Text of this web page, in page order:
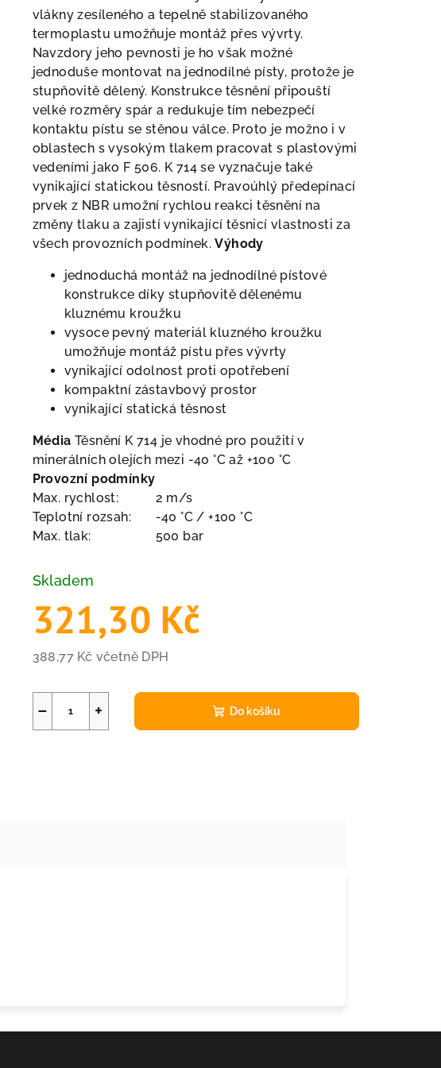
vlákny zesíleného a tepelně stabilizovaného
termoplastu umožňuje montáž přes vývrty.
Navzdory jeho pevnosti je ho však možné
jednoduše montovat na jednodílné písty, protože je
stupňovitě dělený. Konstrukce těsnění připouští
velké rozměry spár a redukuje tím nebezpečí
kontaktu pístu se stěnou válce. Proto je možno i v
oblastech s vysokým tlakem pracovat s plastovými
vedeními jako F 506. K 714 se vyznačuje také
vynikající statickou těsností. Pravoúhlý předepínací
prvek z NBR umožní rychlou reakci těsnění na
změny tlaku a zajistí vynikající těsnicí vlastnosti za
všech provozních podmínek.Výhody
jednoduchá montáž na jednodílné pístové
konstrukce díky stupňovitě dělenému
kluznému kroužku
vysoce pevný materiál kluzného kroužku
umožňuje montáž pístu přes vývrty
vynikající odolnost proti opotřebení
kompaktní zástavbový prostor
vynikající statická těsnost
Média Těsnění K 714 je vhodné pro použití v
minerálních olejích mezi -40 °C až +100 °C
Provozní podmínky
Max. rychlost:
2 m/s
Teplotní rozsah:
-40 °C / +100 °C
Max. tlak:
500 bar
Skladem
321,30 Kč
388,77 Kč včetně DPH
cena:
+
− Do košíku